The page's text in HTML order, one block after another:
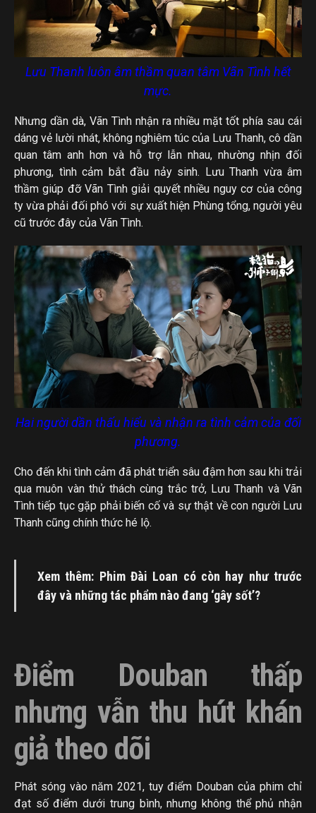
Lưu Thanh luôn âm thầm quan tâm Vãn Tình hết
mực.
Nhưng dần dà, Vãn Tình nhận ra nhiều mặt tốt phía sau cái
dáng vẻ lười nhát, không nghiêm túc của Lưu Thanh, cô dần
quan tâm anh hơn và hỗ trợ lẫn nhau, nhường nhịn đối
phương, tình cảm bắt đầu nảy sinh. Lưu Thanh vừa âm
thầm giúp đỡ Vãn Tình giải quyết nhiều nguy cơ của công
ty vừa phải đối phó với sự xuất hiện Phùng tổng, người yêu
cũ trước đây của Vãn Tình.
Hai người dần thấu hiểu và nhận ra tình cảm của đối
phương.
Cho đến khi tình cảm đã phát triển sâu đậm hơn sau khi trải
qua muôn vàn thử thách cùng trắc trở, Lưu Thanh và Vãn
Tình tiếp tục gặp phải biến cố và sự thật về con người Lưu
Thanh cũng chính thức hé lộ.
Xem thêm: Phim Đài Loan có còn hay như trước
đây và những tác phẩm nào đang ‘gây sốt’?
Điểm Douban thấp
nhưng vẫn thu hút khán
giả theo dõi
Phát sóng vào năm 2021, tuy điểm Douban của phim chỉ
đạt số điểm dưới trung bình, nhưng không thể phủ nhận